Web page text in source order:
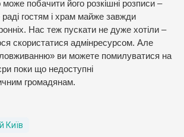
побачити його розкішні розписи –
гостям і храм майже завжди
Нас теж пускати не дуже хотіли –
скористатися адмінресурсом. Але
ви можете помилуватися на
поки що недоступні
громадянам.
Київ